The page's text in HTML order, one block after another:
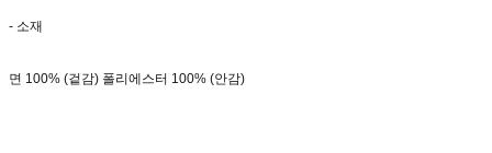
- 소재
면 100% (겉감) 폴리에스터 100% (안감)